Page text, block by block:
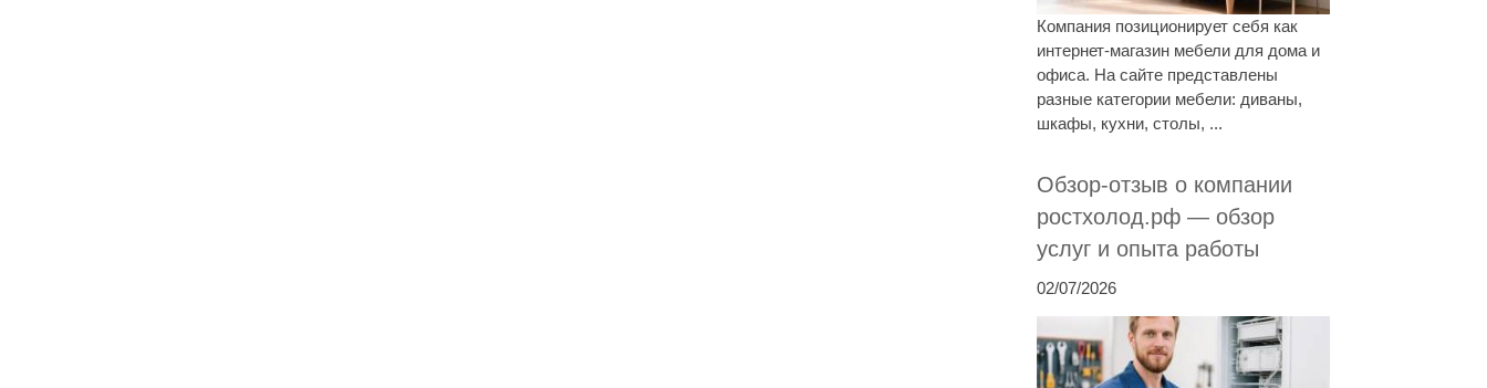
Компания позиционирует себя как
интернет-магазин мебели для дома и
офиса. На сайте представлены
разные категории мебели: диваны,
шкафы, кухни, столы, ...
Обзор-отзыв о компании
ростхолод.рф — обзор
услуг и опыта работы
02/07/2026